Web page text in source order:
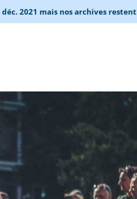
2021 mais nos archives restent